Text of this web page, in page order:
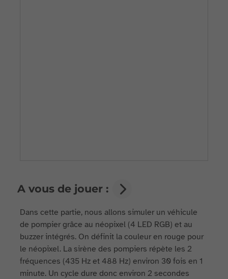
A vous de jouer :
Dans cette partie, nous allons simuler un véhicule
de pompier grâce au néopixel (4 LED RGB) et au
buzzer intégrés. On définit la couleur en rouge pour
le néopixel. La sirène des pompiers répète les 2
fréquences (435 Hz et 488 Hz) environ 30 fois en 1
minute. Un cycle dure donc environ 2 secondes